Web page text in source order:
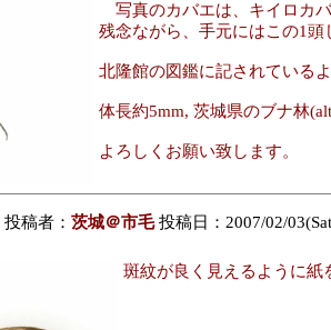
写真のカバエは、キイロカバ
残念ながら、手元にはこの1頭
北隆館の図鑑に記されている
体長約5mm, 茨城県のブナ林
よろしくお願い致します。
投稿者： 茨城＠市毛 投稿日：2007/02/
斑紋が良く見えるように紙